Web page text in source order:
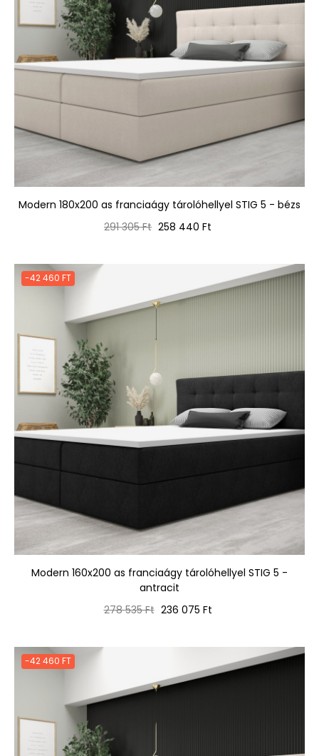
Modern 180x200 as franciaágy tárolóhellyel STIG 5 - bézs
Normál
291 305 Ft Ár
258 440 Ft
-42 460 FT
Modern 160x200 as franciaágy tárolóhellyel STIG 5 -
antracit
Normál
278 535 Ft Ár
236 075 Ft
-42 460 FT